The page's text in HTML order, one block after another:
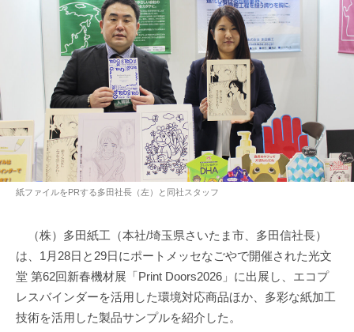
紙ファイルをPRする多田社長（左）と同社スタッフ
（株）多田紙工（本社/埼玉県さいたま市、多田信社長）
は、1月28日と29日にポートメッセなごやで開催された光文
堂 第62回新春機材展「Print Doors2026」に出展し、エコプ
レスバインダーを活用した環境対応商品ほか、多彩な紙加工
技術を活用した製品サンプルを紹介した。